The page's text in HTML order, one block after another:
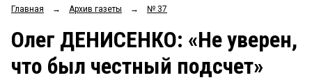
ОБЩЕСТВО
ЗАКОН Рейтинги
Блоги
Главная → Архив газеты → № 37
Олег ДЕНИСЕНКО: «Не уверен,
что был честный подсчет»